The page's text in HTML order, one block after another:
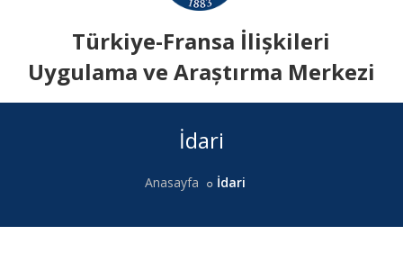
Türkiye-Fransa İlișkileri
Uygulama ve Araștırma Merkezi
İdari
Anasayfa İdari